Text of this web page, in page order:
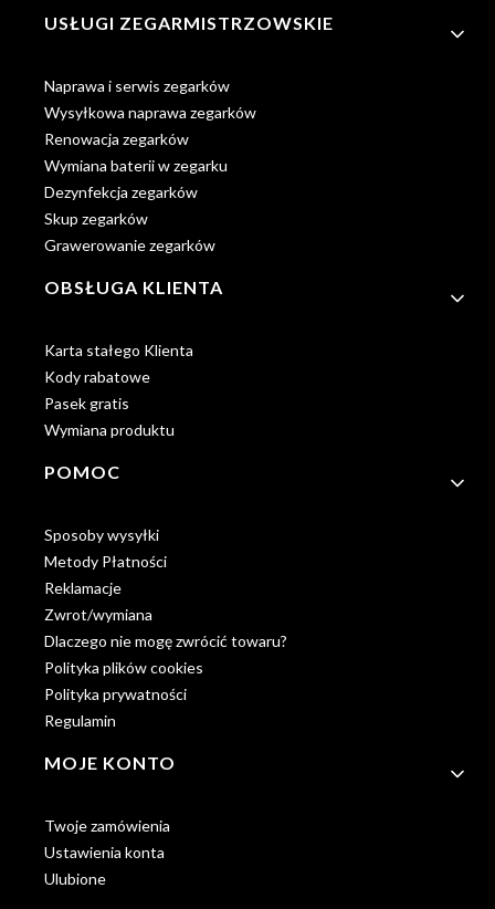
Linki w stopce
USŁUGI ZEGARMISTRZOWSKIE
Naprawa i serwis zegarków
Wysyłkowa naprawa zegarków
Renowacja zegarków
Wymiana baterii w zegarku
Dezynfekcja zegarków
Skup zegarków
Grawerowanie zegarków
OBSŁUGA KLIENTA
Karta stałego Klienta
Kody rabatowe
Pasek gratis
Wymiana produktu
POMOC
Sposoby wysyłki
Metody Płatności
Reklamacje
Zwrot/wymiana
Dlaczego nie mogę zwrócić towaru?
Polityka plików cookies
Polityka prywatności
Regulamin
MOJE KONTO
Twoje zamówienia
Ustawienia konta
Ulubione